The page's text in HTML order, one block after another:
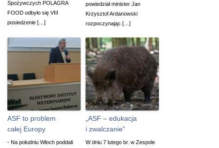
Spożywczych POLAGRA
FOOD odbyło się VIII
posiedzenie […]
powiedział minister Jan
Krzysztof Ardanowski
rozpoczynając […]
ASF to problem
całej Europy
- Na południu Włoch poddali
„ASF – edukacja
i zwalczanie”
W dniu 7 lutego br. w Zespole